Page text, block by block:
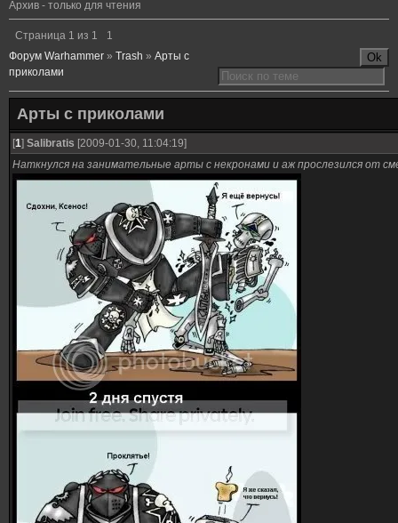
Архив - только для чтения
Страница 1 из 1
1
Форум Warhammer » Trash » Арты с
приколами
Арты с приколами
[1] Salibratis [2009-01-30, 11:04:19]
Наткнулся на занимательные арты с некронами и аж прослезился от